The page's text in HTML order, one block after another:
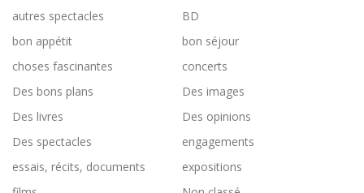
autres spectacles
BD
bon appétit
bon séjour
choses fascinantes
concerts
Des bons plans
Des images
Des livres
Des opinions
Des spectacles
engagements
essais, récits, documents
expositions